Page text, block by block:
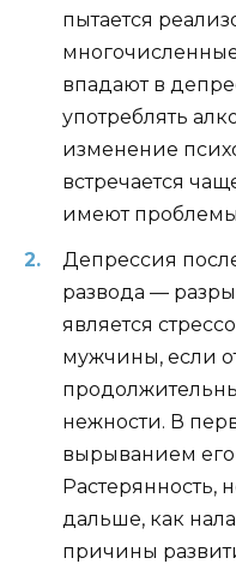
пытается
впадают в
употреблять
изменение
встречается
имеют
Депрессия
развода —
является
мужчины, если
нежности. В
вырыванием
Растерянность,
дальше, как
причины